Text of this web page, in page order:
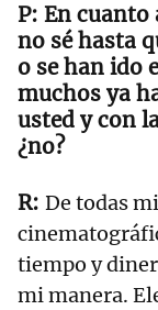
En cuanto
no sé hasta
o se han ido
muchos ya
usted y con
¿no?
De todas
tiempo y
mi manera.